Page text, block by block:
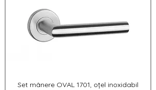
Set mânere OVAL 1701, oțel inoxidabil